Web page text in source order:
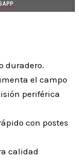
duradero.
el campo
periférica
con postes
calidad